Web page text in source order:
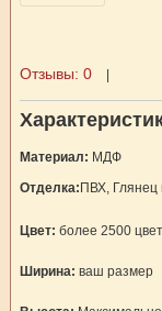
Отзывы: 0
Материал: МДФ
Отделка: ПВХ,
Цвет: более 2500
Ширина: ваш размер